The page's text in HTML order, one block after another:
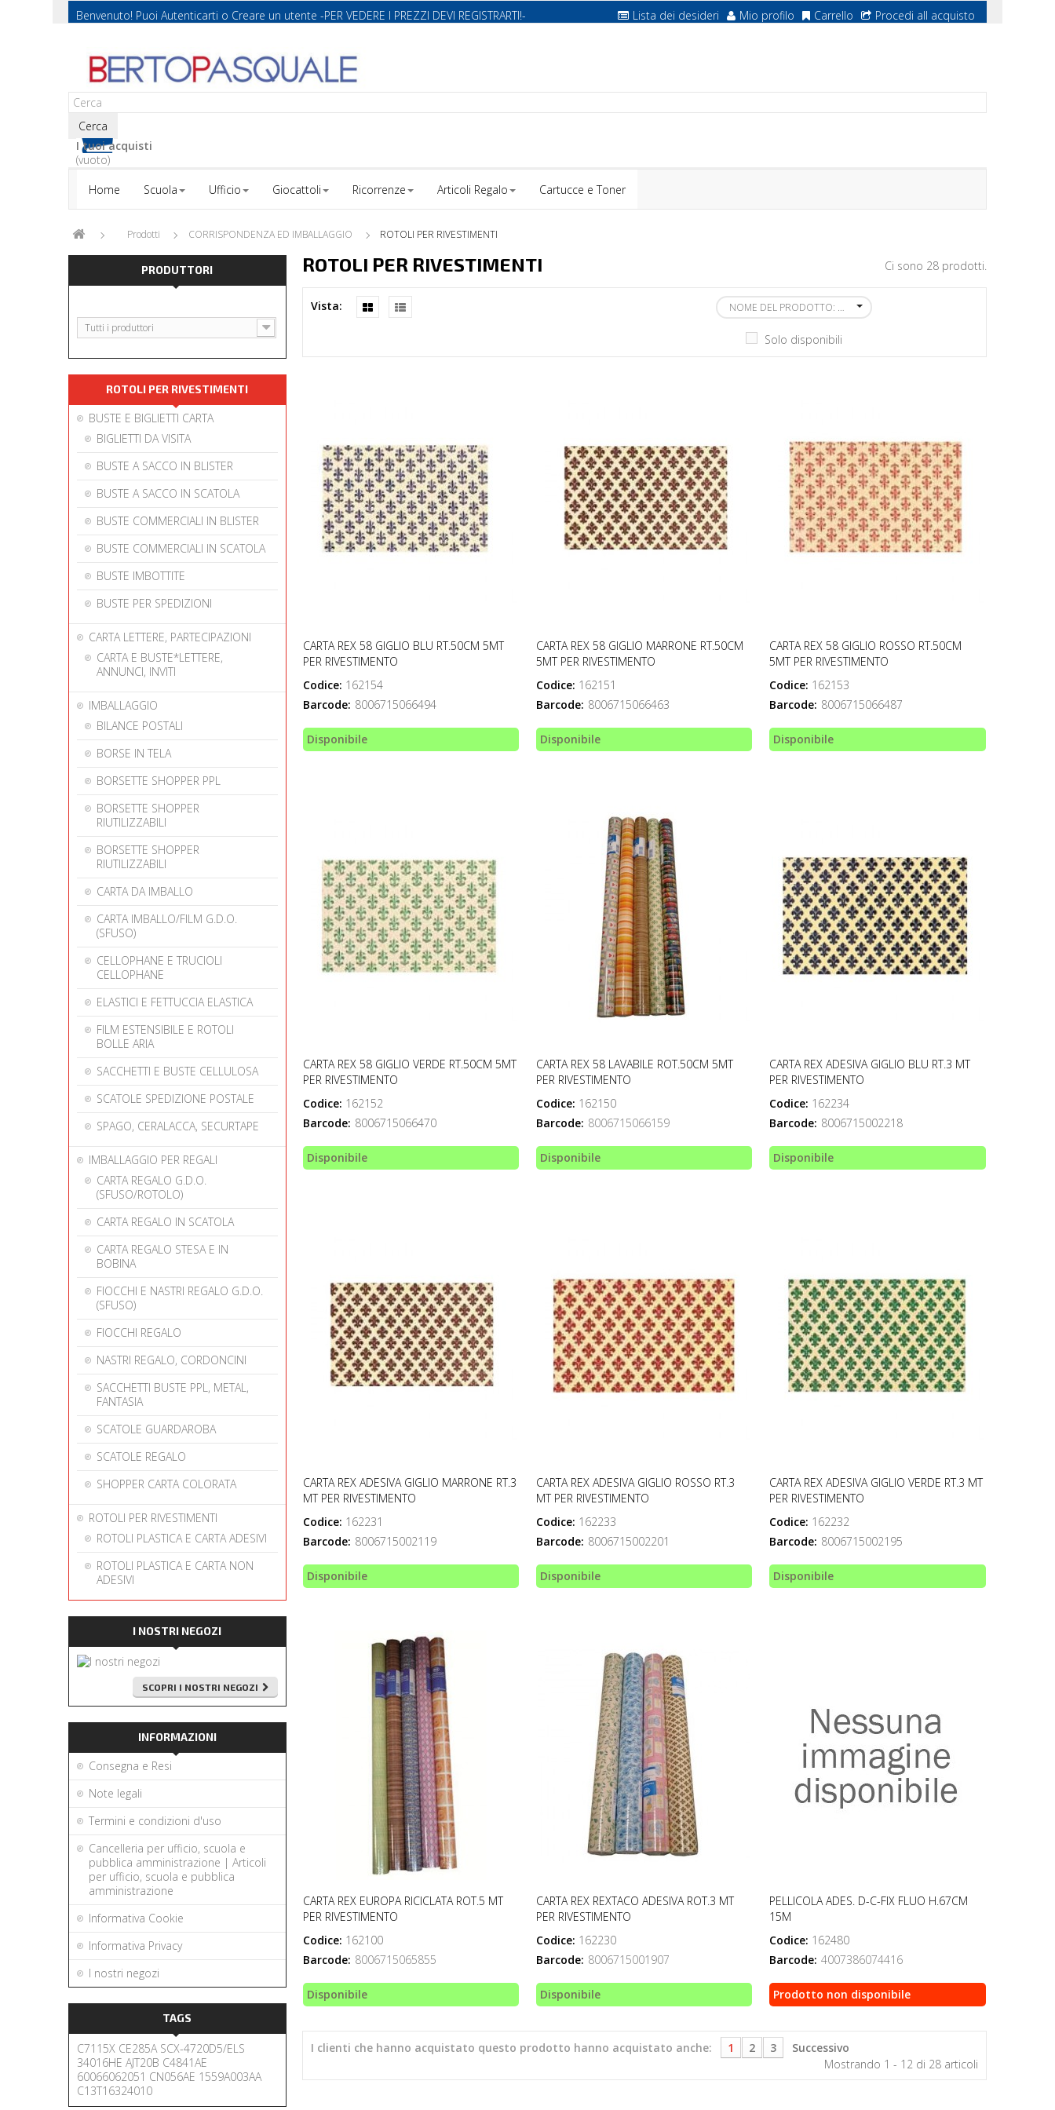
Benvenuto! Puoi Autenticarti o Creare un utente -PER VEDERE I PREZZI DEVI REGISTRARTI!- Lista dei desideri Mio profilo Carrello Procedi all acquisto
Cerca
I tuoi acquisti
(vuoto)
Home
Scuola Ufficio Giocattoli Ricorrenze Articoli Regalo Cartucce e Toner
Prodotti CORRISPONDENZA ED IMBALLAGGIO ROTOLI PER RIVESTIMENTI
PRODUTTORI
Tutti i produttori
ROTOLI PER RIVESTIMENTI
BUSTE E BIGLIETTI CARTA
BIGLIETTI DA VISITA
BUSTE A SACCO IN BLISTER
BUSTE A SACCO IN SCATOLA
BUSTE COMMERCIALI IN BLISTER
BUSTE COMMERCIALI IN SCATOLA
BUSTE IMBOTTITE
BUSTE PER SPEDIZIONI
CARTA LETTERE, PARTECIPAZIONI
CARTA E BUSTE*LETTERE,
ANNUNCI, INVITI
IMBALLAGGIO
BILANCE POSTALI
BORSE IN TELA
BORSETTE SHOPPER PPL
BORSETTE SHOPPER
RIUTILIZZABILI
BORSETTE SHOPPER
RIUTILIZZABILI
CARTA DA IMBALLO
CARTA IMBALLO/FILM G.D.O.
(SFUSO)
CELLOPHANE E TRUCIOLI
CELLOPHANE
ELASTICI E FETTUCCIA ELASTICA
FILM ESTENSIBILE E ROTOLI
BOLLE ARIA
SACCHETTI E BUSTE CELLULOSA
SCATOLE SPEDIZIONE POSTALE
SPAGO, CERALACCA, SECURTAPE
IMBALLAGGIO PER REGALI
CARTA REGALO G.D.O.
(SFUSO/ROTOLO)
CARTA REGALO IN SCATOLA
CARTA REGALO STESA E IN
BOBINA
FIOCCHI E NASTRI REGALO G.D.O.
(SFUSO)
FIOCCHI REGALO
NASTRI REGALO, CORDONCINI
SACCHETTI BUSTE PPL, METAL,
FANTASIA
SCATOLE GUARDAROBA
SCATOLE REGALO
SHOPPER CARTA COLORATA
ROTOLI PER RIVESTIMENTI
ROTOLI PLASTICA E CARTA ADESIVI
ROTOLI PLASTICA E CARTA NON
ADESIVI
I NOSTRI NEGOZI
SCOPRI I NOSTRI NEGOZI
INFORMAZIONI
Consegna e Resi
Note legali
Termini e condizioni d'uso
Cancelleria per ufficio, scuola e
pubblica amministrazione | Articoli
per ufficio, scuola e pubblica
amministrazione
Informativa Cookie
Informativa Privacy
I nostri negozi
TAGS
C7115X CE285A SCX-4720D5/ELS
34016HE AJT20B C4841AE
60066062051 CN056AE 1559A003AA
C13T16324010
ROTOLI PER RIVESTIMENTI Ci sono 28 prodotti.
Vista: NOME DEL PRODOTTO: DALLA A ALLA Z
Solo disponibili
CARTA REX 58 GIGLIO BLU RT.50CM 5MT
PER RIVESTIMENTO
Codice: 162154
Barcode: 8006715066494
Disponibile
CARTA REX 58 GIGLIO MARRONE RT.50CM
5MT PER RIVESTIMENTO
Codice: 162151
Barcode: 8006715066463
Disponibile
CARTA REX 58 GIGLIO ROSSO RT.50CM
5MT PER RIVESTIMENTO
Codice: 162153
Barcode: 8006715066487
Disponibile
CARTA REX 58 GIGLIO VERDE RT.50CM 5MT
PER RIVESTIMENTO
Codice: 162152
Barcode: 8006715066470
Disponibile
CARTA REX 58 LAVABILE ROT.50CM 5MT
PER RIVESTIMENTO
Codice: 162150
Barcode: 8006715066159
Disponibile
CARTA REX ADESIVA GIGLIO BLU RT.3 MT
PER RIVESTIMENTO
Codice: 162234
Barcode: 8006715002218
Disponibile
CARTA REX ADESIVA GIGLIO MARRONE RT.3
MT PER RIVESTIMENTO
Codice: 162231
Barcode: 8006715002119
Disponibile
CARTA REX ADESIVA GIGLIO ROSSO RT.3
MT PER RIVESTIMENTO
Codice: 162233
Barcode: 8006715002201
Disponibile
CARTA REX ADESIVA GIGLIO VERDE RT.3 MT
PER RIVESTIMENTO
Codice: 162232
Barcode: 8006715002195
Disponibile
CARTA REX EUROPA RICICLATA ROT.5 MT
PER RIVESTIMENTO
Codice: 162100
Barcode: 8006715065855
Disponibile
CARTA REX REXTACO ADESIVA ROT.3 MT
PER RIVESTIMENTO
Codice: 162230
Barcode: 8006715001907
Disponibile
PELLICOLA ADES. D-C-FIX FLUO H.67CM
15M
Codice: 162480
Barcode: 4007386074416
Prodotto non disponibile
I clienti che hanno acquistato questo prodotto hanno acquistato anche: 1 2 3
Successivo
Mostrando 1 - 12 di 28 articoli